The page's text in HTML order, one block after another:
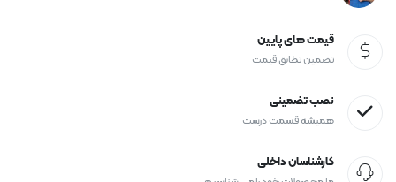
قیمت های پایین
تضمین تطابق قیمت
نصب تضمینی
همیشه قسمت درست
کارشناسان داخلی